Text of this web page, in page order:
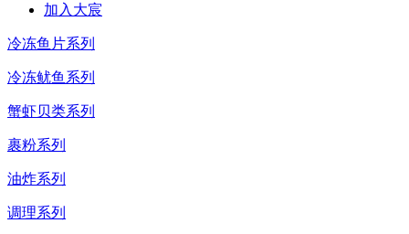
加入大宸
冷冻鱼片系列
冷冻鱿鱼系列
蟹虾贝类系列
裹粉系列
油炸系列
调理系列